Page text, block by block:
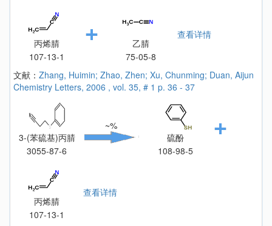
丙烯腈
107-13-1
乙腈
75-05-8
查看详情
文献： Zhang, Huimin; Zhao, Zhen; Xu, Chunming; Duan, Aijun
Chemistry Letters, 2006 , vol. 35, # 1 p. 36 - 37
3-(苯硫基)丙腈
3055-87-6
~%
硫酚
108-98-5
丙烯腈
107-13-1
查看详情